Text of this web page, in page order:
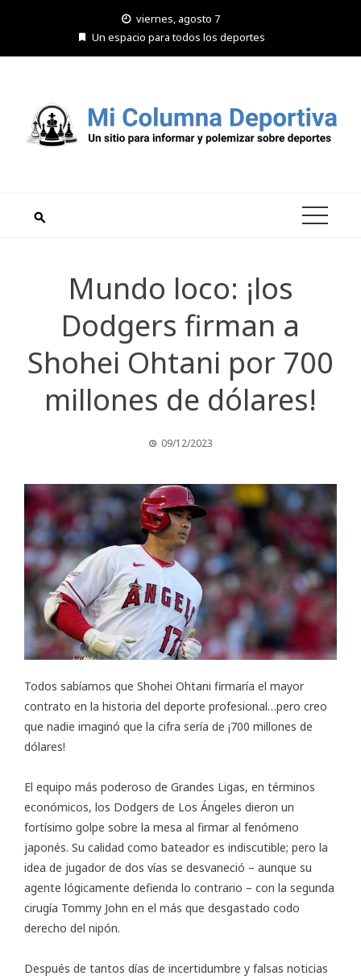
viernes, agosto 7
Un espacio para todos los deportes
Mundo loco: ¡los
Dodgers firman a
Shohei Ohtani por 700
millones de dólares!
09/12/2023
Todos sabíamos que Shohei Ohtani firmaría el mayor
contrato en la historia del deporte profesional…pero creo
que nadie imaginó que la cifra sería de ¡700 millones de
dólares!
El equipo más poderoso de Grandes Ligas, en términos
económicos, los Dodgers de Los Ángeles dieron un
fortísimo golpe sobre la mesa al firmar al fenómeno
japonés. Su calidad como bateador es indiscutible; pero la
idea de jugador de dos vías se desvaneció – aunque su
agente lógicamente defienda lo contrario – con la segunda
cirugía Tommy John en el más que desgastado codo
derecho del nipón.
Después de tantos días de incertidumbre y falsas noticias